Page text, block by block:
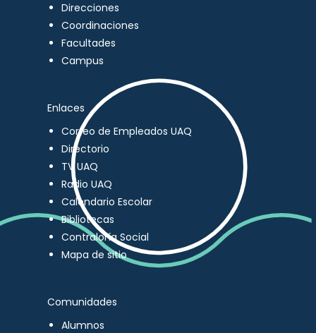
Direcciones
Coordinaciones
Facultades
Campus
Enlaces
Correo de Empleados UAQ
Directorio
TV UAQ
Radio UAQ
Calendario Escolar
Bibliotecas
Contraloría Social
Mapa de sitio
Comunidades
Alumnos